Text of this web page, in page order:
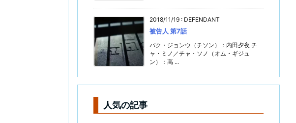
2018/11/19 : DEFENDANT
被告人 第7話
パク・ジョンウ（チソン）：内田夕夜 チ
ャ・ミノ／チャ・ソノ（オム・ギジュ
ン）：高 ...
人気の記事